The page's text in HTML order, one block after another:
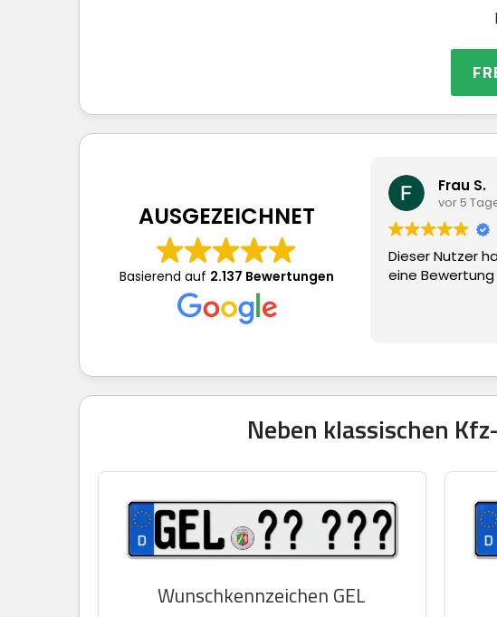
AUSGEZEICHNET
Basierend auf 2.137 Bewertungen
Frau S.
vor 5
Dieser Nutzer
eine
Neben klassischen
Wunschkennzeichen GEL